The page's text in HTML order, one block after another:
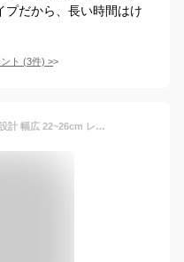
プだから、長い時間はけ
ト (3件) >
[スガタ] パンプス 軽量 やわらか設計 幅広 22~26cm レディース SGT601 Sラベンダー 23.5 cm 3E